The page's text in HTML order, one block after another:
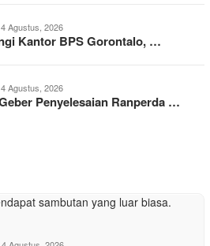
Agustus, 2026
Kantor BPS Gorontalo, …
Agustus, 2026
Penyelesaian Ranperda …